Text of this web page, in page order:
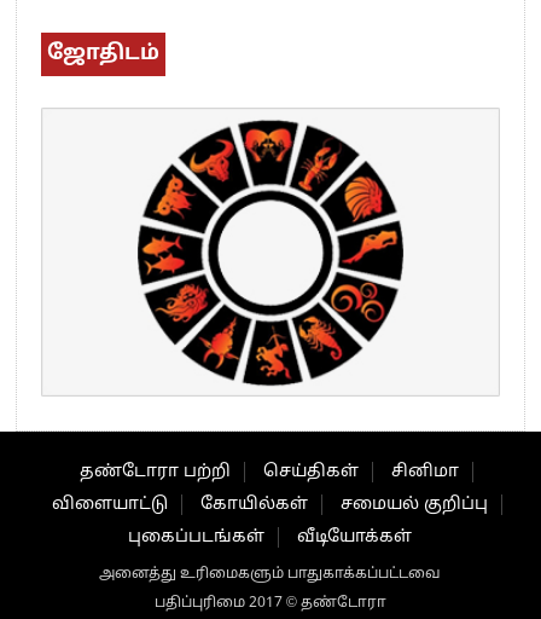
ஜோதிடம்
தண்டோரா பற்றி செய்திகள்
சினிமா
விளையாட்டு
கோயில்கள்
சமையல் குறிப்பு
புகைப்படங்கள்
வீடியோக்கள்
அனைத்து உரிமைகளும் பாதுகாக்கப்பட்டவை
பதிப்புரிமை 2017 © தண்டோரா